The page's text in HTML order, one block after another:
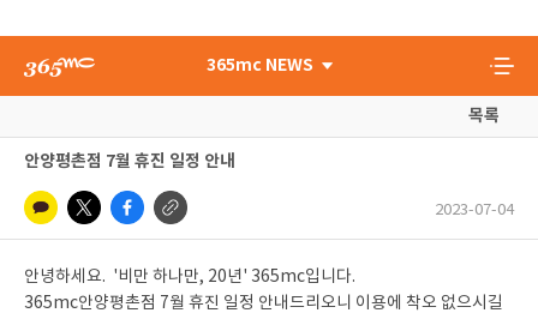
365mc NEWS
목록
안양평촌점 7월 휴진 일정 안내
2023-07-04
안녕하세요. '비만 하나만, 20년' 365mc입니다.
365mc안양평촌점 7월 휴진 일정 안내드리오니 이용에 착오 없으시길